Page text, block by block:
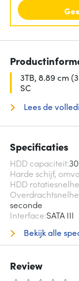
3TB, 8.89 cm
SC
Lees de
Specificaties
HDD capaciteit
Harde schijf,
HDD
seconde
Interface SATA III
Bekijk alle
Review